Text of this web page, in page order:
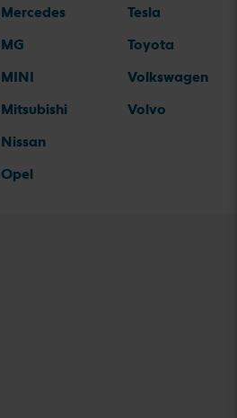
Mercedes
MG
MINI
Mitsubishi
Nissan
Opel
Tesla
Toyota
Volkswagen
Volvo